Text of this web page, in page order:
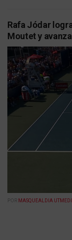
Rafa Jódar
Moutet y
POR MASQUEALDIA